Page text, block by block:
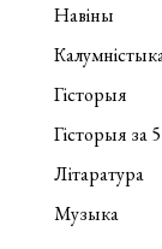
Навіны
Гісторыя
Гісторыя за 5
Літаратура
Музыка